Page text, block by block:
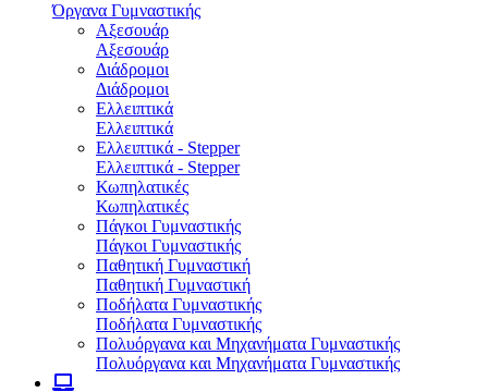
Όργανα Γυμναστικής
Αξεσουάρ
Αξεσουάρ
Διάδρομοι
Διάδρομοι
Ελλειπτικά
Ελλειπτικά
Ελλειπτικά - Stepper
Ελλειπτικά - Stepper
Κωπηλατικές
Κωπηλατικές
Πάγκοι Γυμναστικής
Πάγκοι Γυμναστικής
Παθητική Γυμναστική
Παθητική Γυμναστική
Ποδήλατα Γυμναστικής
Ποδήλατα Γυμναστικής
Πολυόργανα και Μηχανήματα Γυμναστικής
Πολυόργανα και Μηχανήματα Γυμναστικής